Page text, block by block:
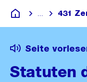
Deutsch
Blende alle
431
Seite
Statuten